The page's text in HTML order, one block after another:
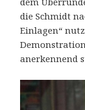
die Schmidt
Einlagen“
anerkennend